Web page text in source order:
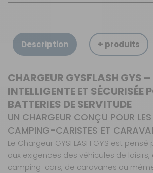
Description + produits
CHARGEUR GYSFLASH GYS –
INTELLIGENTE ET SÉCURISÉE
BATTERIES DE SERVITUDE
UN CHARGEUR CONÇU POUR
CAMPING-CARISTES ET
Le Chargeur GYSFLASH GYS est
aux exigences des véhicules de loisirs,
camping-cars, de caravanes ou